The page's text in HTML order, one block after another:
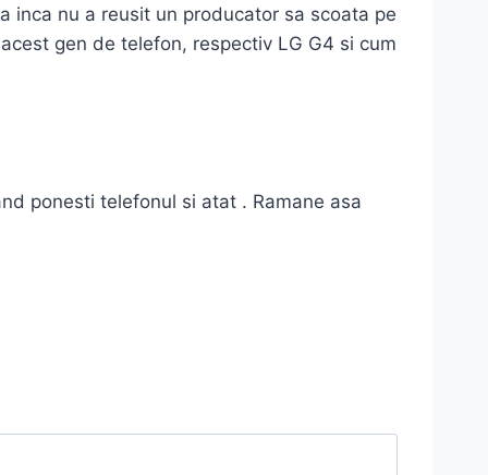
inca nu a reusit un producator sa scoata pe
gen de telefon, respectiv LG G4 si cum
ponesti telefonul si atat . Ramane asa